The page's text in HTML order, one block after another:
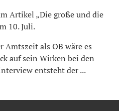
Artikel „Die große und die
10. Juli.
Amtszeit als OB wäre es
auf sein Wirken bei den
entsteht der ...